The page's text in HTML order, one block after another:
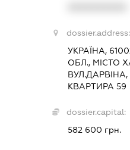
dossier.address:
УКРАЇНА,
ОБЛ., МІСТО
КВАРТИРА 59
dossier.capital:
582 600 грн.